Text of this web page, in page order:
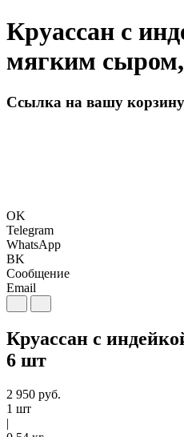
Круассан с
мягким
Ссылка на вашу корзину
OK
Telegram
WhatsApp
BK
Сообщение
Email
Круассан с
6 шт
2 950 руб.
1 шт
|